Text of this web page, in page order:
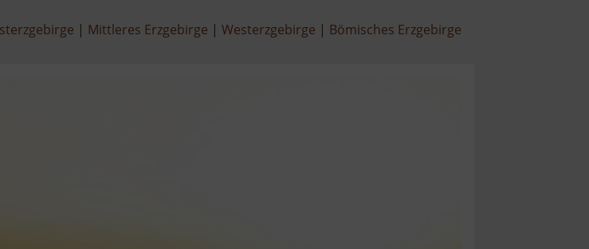
Mittleres Erzgebirge Westerzgebirge Bömisches Erzgebirge